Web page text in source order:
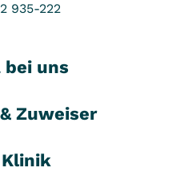
935-222
bei uns
Zuweiser